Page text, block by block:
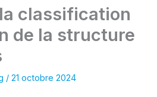
classification
de la structure
/ 21 octobre 2024